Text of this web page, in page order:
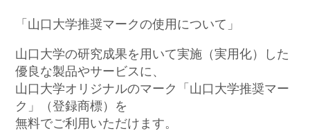
「山口大学推奨マークの使用について」
山口大学の研究成果を用いて実施（実用化）した
優良な製品やサービスに、
山口大学オリジナルのマーク「山口大学推奨マー
ク」（登録商標）を
無料でご利用いただけます。